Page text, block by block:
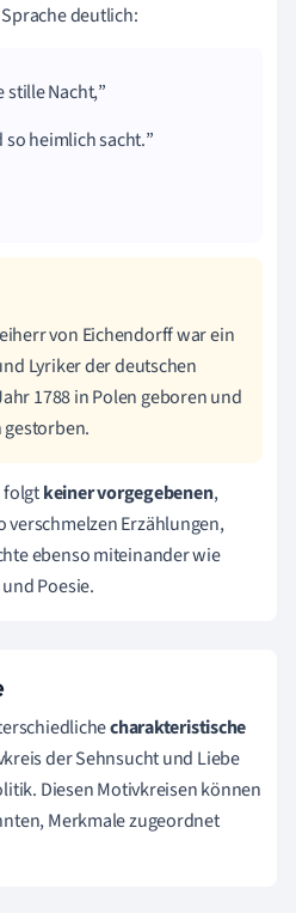
deutlich:
stille Nacht,
so heimlich sacht.
von Eichendorff war ein
Lyriker der deutschen
1788 in Polen geboren und
gestorben.
folgtkeiner vorgegebenen,
verschmelzen Erzählungen,
ebenso miteinander wie
Poesie.
charakteristische
der Sehnsucht und Liebe
Diesen Motivkreisen können
Merkmale zugeordnet